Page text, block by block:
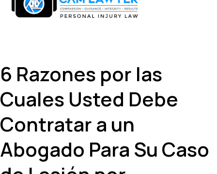
6 Razones por las
Cuales Usted Debe
Contratar a un
Abogado Para Su Caso